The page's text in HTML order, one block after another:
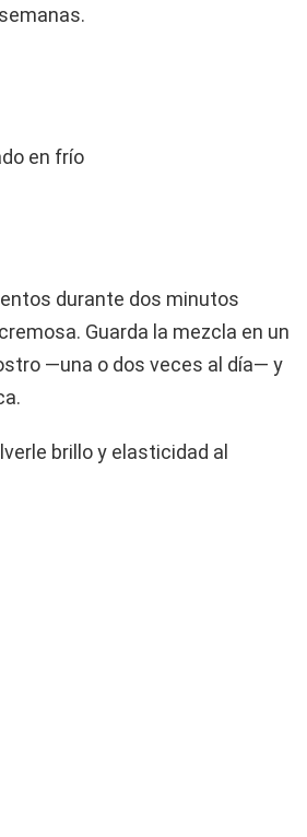
en frío
durante dos minutos
Guarda la mezcla en un
—una o dos veces al día— y
brillo y elasticidad al